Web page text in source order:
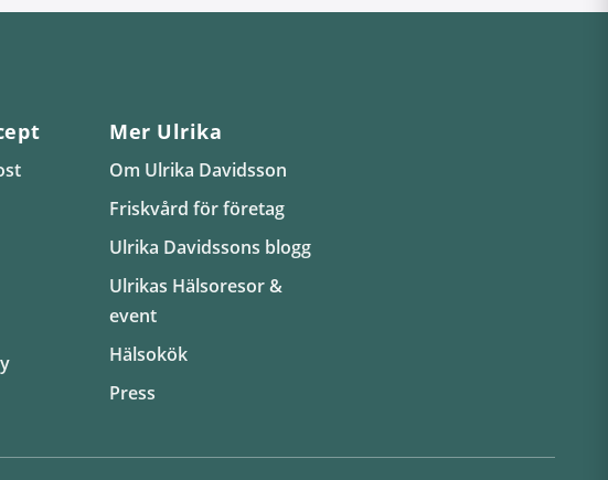
Mer Ulrika
Om Ulrika Davidsson
Friskvård för företag
Ulrika Davidssons blogg
Ulrikas Hälsoresor &
event
Hälsokök
Press